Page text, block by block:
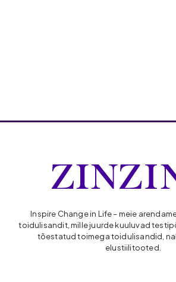
Inspire Change in Life – meie
toidulisandit, mille juurde kuuluvad
tõestatud toimega toidulisandid,
elustiilitooted.